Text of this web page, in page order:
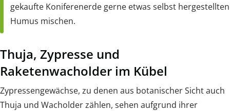
gekaufte Koniferenerde gerne etwas selbst hergestellten
Humus mischen.
Thuja, Zypresse und
Raketenwacholder im Kübel
Zypressengewächse, zu denen aus botanischer Sicht auch
Thuja und Wacholder zählen, sehen aufgrund ihrer